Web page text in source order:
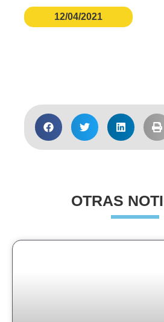
12/04/2021
OTRAS